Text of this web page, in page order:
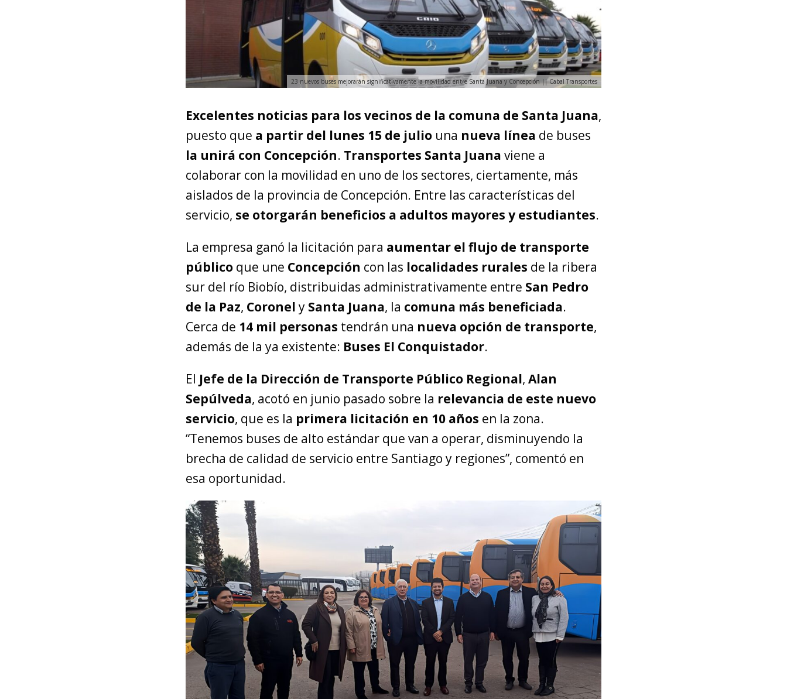
23 nuevos buses mejorarán significativamente la movilidad entre Santa Juana y Concepción || Cabal Transportes
Excelentes noticias para los vecinos de la comuna de Santa Juana,
puesto que a partir del lunes 15 de julio una nueva línea de buses
la unirá con Concepción. Transportes Santa Juana viene a
colaborar con la movilidad en uno de los sectores, ciertamente, más
aislados de la provincia de Concepción. Entre las características del
servicio, se otorgarán beneficios a adultos mayores y estudiantes.
La empresa ganó la licitación para aumentar el flujo de transporte
público que une Concepción con las localidades rurales de la ribera
sur del río Biobío, distribuidas administrativamente entre San Pedro
de la Paz, Coronel y Santa Juana, la comuna más beneficiada.
Cerca de 14 mil personas tendrán una nueva opción de transporte,
además de la ya existente: Buses El Conquistador.
El Jefe de la Dirección de Transporte Público Regional, Alan
Sepúlveda, acotó en junio pasado sobre la relevancia de este nuevo
servicio, que es la primera licitación en 10 años en la zona.
“Tenemos buses de alto estándar que van a operar, disminuyendo la
brecha de calidad de servicio entre Santiago y regiones”, comentó en
esa oportunidad.